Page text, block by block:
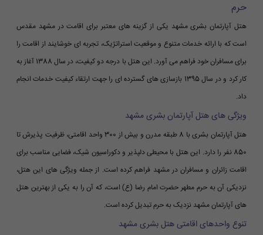
حرم
هتل آپارتمان بشری مشهد یکی از گزینه های معتبر برای اقامت در مشهد مقدس
است که با ارائه خدمات متنوع و موقعیت استراتژیک، تجربه ای خوشایند از اقامت را
برای مسافران خود فراهم می آورد. این هتل با درجه دو کیفیت، در سال 1388 آغاز به
کار کرد و در سال 1395 بازسازی های گسترده ای را جهت ارتقاء کیفیت خدمات انجام
داد.
ویژگی های هتل آپارتمان بشری مشهد
هتل آپارتمان بشری با 8 طبقه مدرن و بیش از 300 واحد اقامتی، ظرفیت پذیرش تا
850 نفر را دارد. این هتل با محیطی دلپذیر و دکوراسیون شیک، فضایی مناسب برای
اقامت زائران و مسافران در مشهد فراهم کرده است. از جمله ویژگی های این هتل،
نزدیکی آن به حرم مطهر حضرت امام رضا (ع) است، که آن را به یکی از بهترین هتل
های آپارتمان مشهد نزدیک به حرم تبدیل کرده است.
تنوع واحدهای اقامتی هتل بشری مشهد